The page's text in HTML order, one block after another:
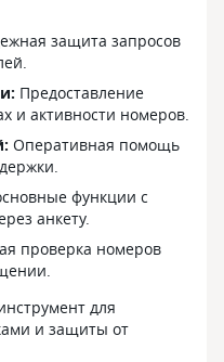
защита запросов
Предоставление
и активности номеров.
Оперативная помощь
функции с
анкету.
проверка номеров
для
и защиты от